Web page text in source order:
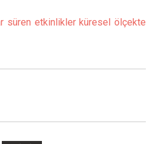
süren etkinlikler küresel ölçekte